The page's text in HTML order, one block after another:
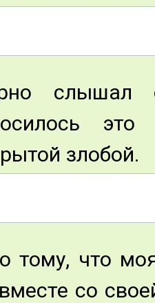
злобой.
тому, что
со